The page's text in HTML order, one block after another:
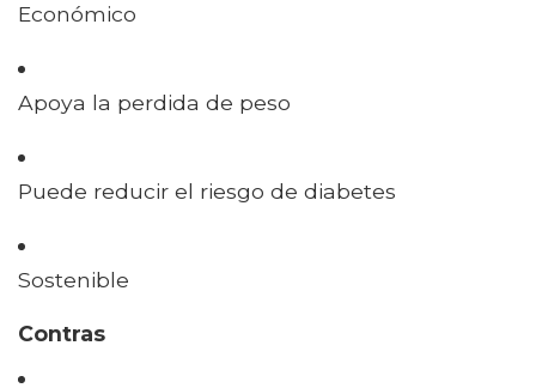
Económico
Apoya la perdida de peso
Puede reducir el riesgo de diabetes
Sostenible
Contras